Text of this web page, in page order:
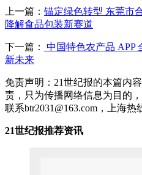
上一篇： 锚定绿色转型 东莞市
降解食品包装新赛道
下一篇：
中国特色农产品 APP
新未来
免责声明：21世纪报的本篇内
责，只为传播网络信息为目的
联系btr2031@163.com，上海
21世纪报推荐资讯